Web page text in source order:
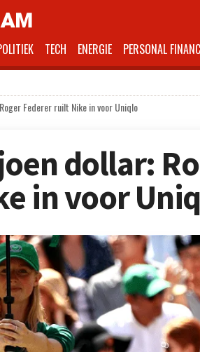
TECH ENERGIE PERSONAL
Federer ruilt Nike in voor Uniqlo
dollar:
in voor